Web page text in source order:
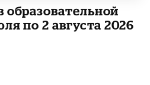
по 2 августа 2026